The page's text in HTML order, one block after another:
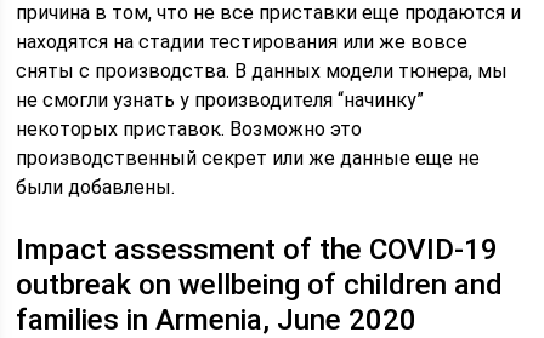
причина в том, что не все приставки еще продаются и
находятся на стадии тестирования или же вовсе
сняты с производства. В данных модели тюнера, мы
не смогли узнать у производителя “начинку”
некоторых приставок. Возможно это
производственный секрет или же данные еще не
были добавлены.
Impact assessment of the COVID-19
outbreak on wellbeing of children and
families in Armenia, June 2020